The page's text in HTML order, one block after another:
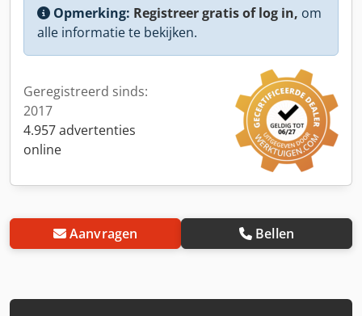
Opmerking: Registreer gratis of log in, om
alle informatie te bekijken.
Geregistreerd sinds:
2017
4.957 advertenties
online
Aanvragen Bellen